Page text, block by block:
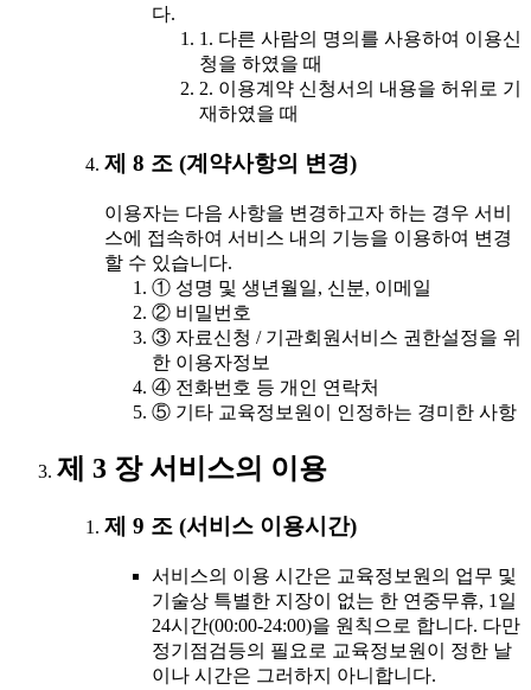
다.
1. 다른 사람의 명의를 사용하여 이용신
청을 하였을 때
2. 이용계약 신청서의 내용을 허위로 기
재하였을 때
제 8 조 (계약사항의 변경)
이용자는 다음 사항을 변경하고자 하는 경우 서비
스에 접속하여 서비스 내의 기능을 이용하여 변경
할 수 있습니다.
① 성명 및 생년월일, 신분, 이메일
② 비밀번호
③ 자료신청 / 기관회원서비스 권한설정을 위
한 이용자정보
④ 전화번호 등 개인 연락처
⑤ 기타 교육정보원이 인정하는 경미한 사항
제 3 장 서비스의 이용
제 9 조 (서비스 이용시간)
서비스의 이용 시간은 교육정보원의 업무 및
기술상 특별한 지장이 없는 한 연중무휴, 1일
24시간(00:00-24:00)을 원칙으로 합니다. 다만
정기점검등의 필요로 교육정보원이 정한 날
이나 시간은 그러하지 아니합니다.